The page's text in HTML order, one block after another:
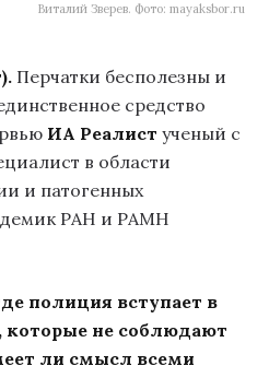
Виталий Зверев. Фото: mayaksbor.ru
Перчатки бесполезны и
средство
ИА Реалист ученый с
в области
и патогенных
РАН и РАМН
полиция вступает в
не соблюдают
ли смысл всеми